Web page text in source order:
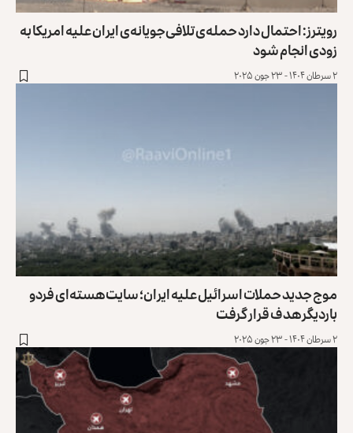
رویترز: احتمال دارد حمله‌ی تلافی‌جویانه‌ی ایران علیه امریکا به
زودی انجام شود
۲ سرطان ۱۴۰۴ - ۲۳ جون ۲۰۲۵
موج جدید حملات اسرائیل علیه ایران؛ سایت هسته‌ای فردو
باردیگر هدف قرار گرفت
۲ سرطان ۱۴۰۴ - ۲۳ جون ۲۰۲۵